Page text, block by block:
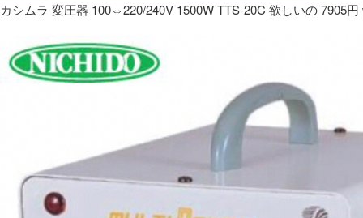
カシムラ 変圧器 100⇔220/240V 1500W TTS-20C 欲しいの 7905円